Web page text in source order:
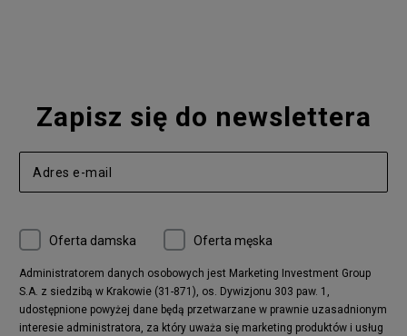
Air Jordan 1
New Balance 327
adidas Handball Spezial
Birkenstock Arizona
Nike Air Max 270
New Balance CT302
adidas Ozelia
Nike Air More Uptempo
adidas Stan Smith
Puma Mayze
Reebok Club C
New Balance 2002
adidas NMD
Converse Run Star Hike
Nike Air Max Pulse
Zapisz się do newslettera
Oferta damska Oferta męska
Administratorem danych osobowych jest Marketing Investment Group
S.A. z siedzibą w Krakowie (31-871), os. Dywizjonu 303 paw. 1,
udostępnione powyżej dane będą przetwarzane w prawnie uzasadnionym
interesie administratora, za który uważa się marketing produktów i usług